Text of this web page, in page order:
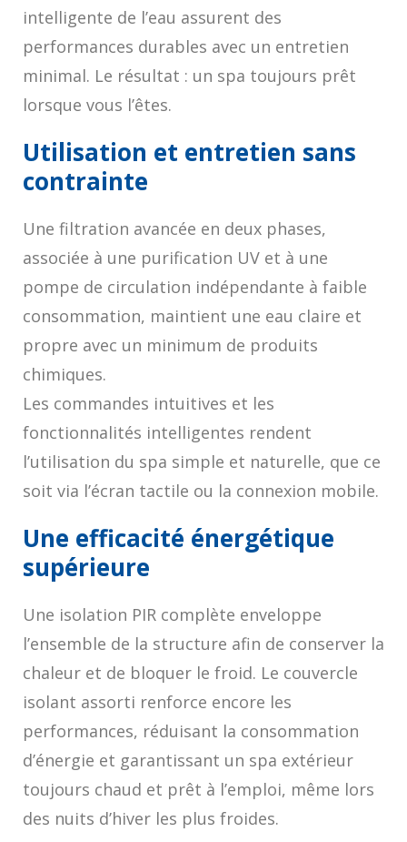
intelligente de l’eau assurent des
performances durables avec un entretien
minimal. Le résultat : un spa toujours prêt
lorsque vous l’êtes.
Utilisation et entretien sans
contrainte
Une filtration avancée en deux phases,
associée à une purification UV et à une
pompe de circulation indépendante à faible
consommation, maintient une eau claire et
propre avec un minimum de produits
chimiques.
Les commandes intuitives et les
fonctionnalités intelligentes rendent
l’utilisation du spa simple et naturelle, que ce
soit via l’écran tactile ou la connexion mobile.
Une efficacité énergétique
supérieure
Une isolation PIR complète enveloppe
l’ensemble de la structure afin de conserver la
chaleur et de bloquer le froid. Le couvercle
isolant assorti renforce encore les
performances, réduisant la consommation
d’énergie et garantissant un spa extérieur
toujours chaud et prêt à l’emploi, même lors
des nuits d’hiver les plus froides.